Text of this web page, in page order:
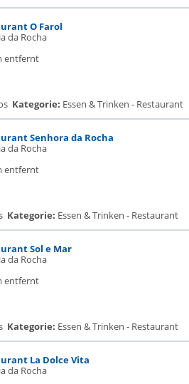
O Farol
da Rocha
entfernt
Kategorie: Essen & Trinken - Restaurant
Senhora da Rocha
da Rocha
entfernt
Kategorie: Essen & Trinken - Restaurant
Sol e Mar
da Rocha
entfernt
Kategorie: Essen & Trinken - Restaurant
La Dolce Vita
da Rocha